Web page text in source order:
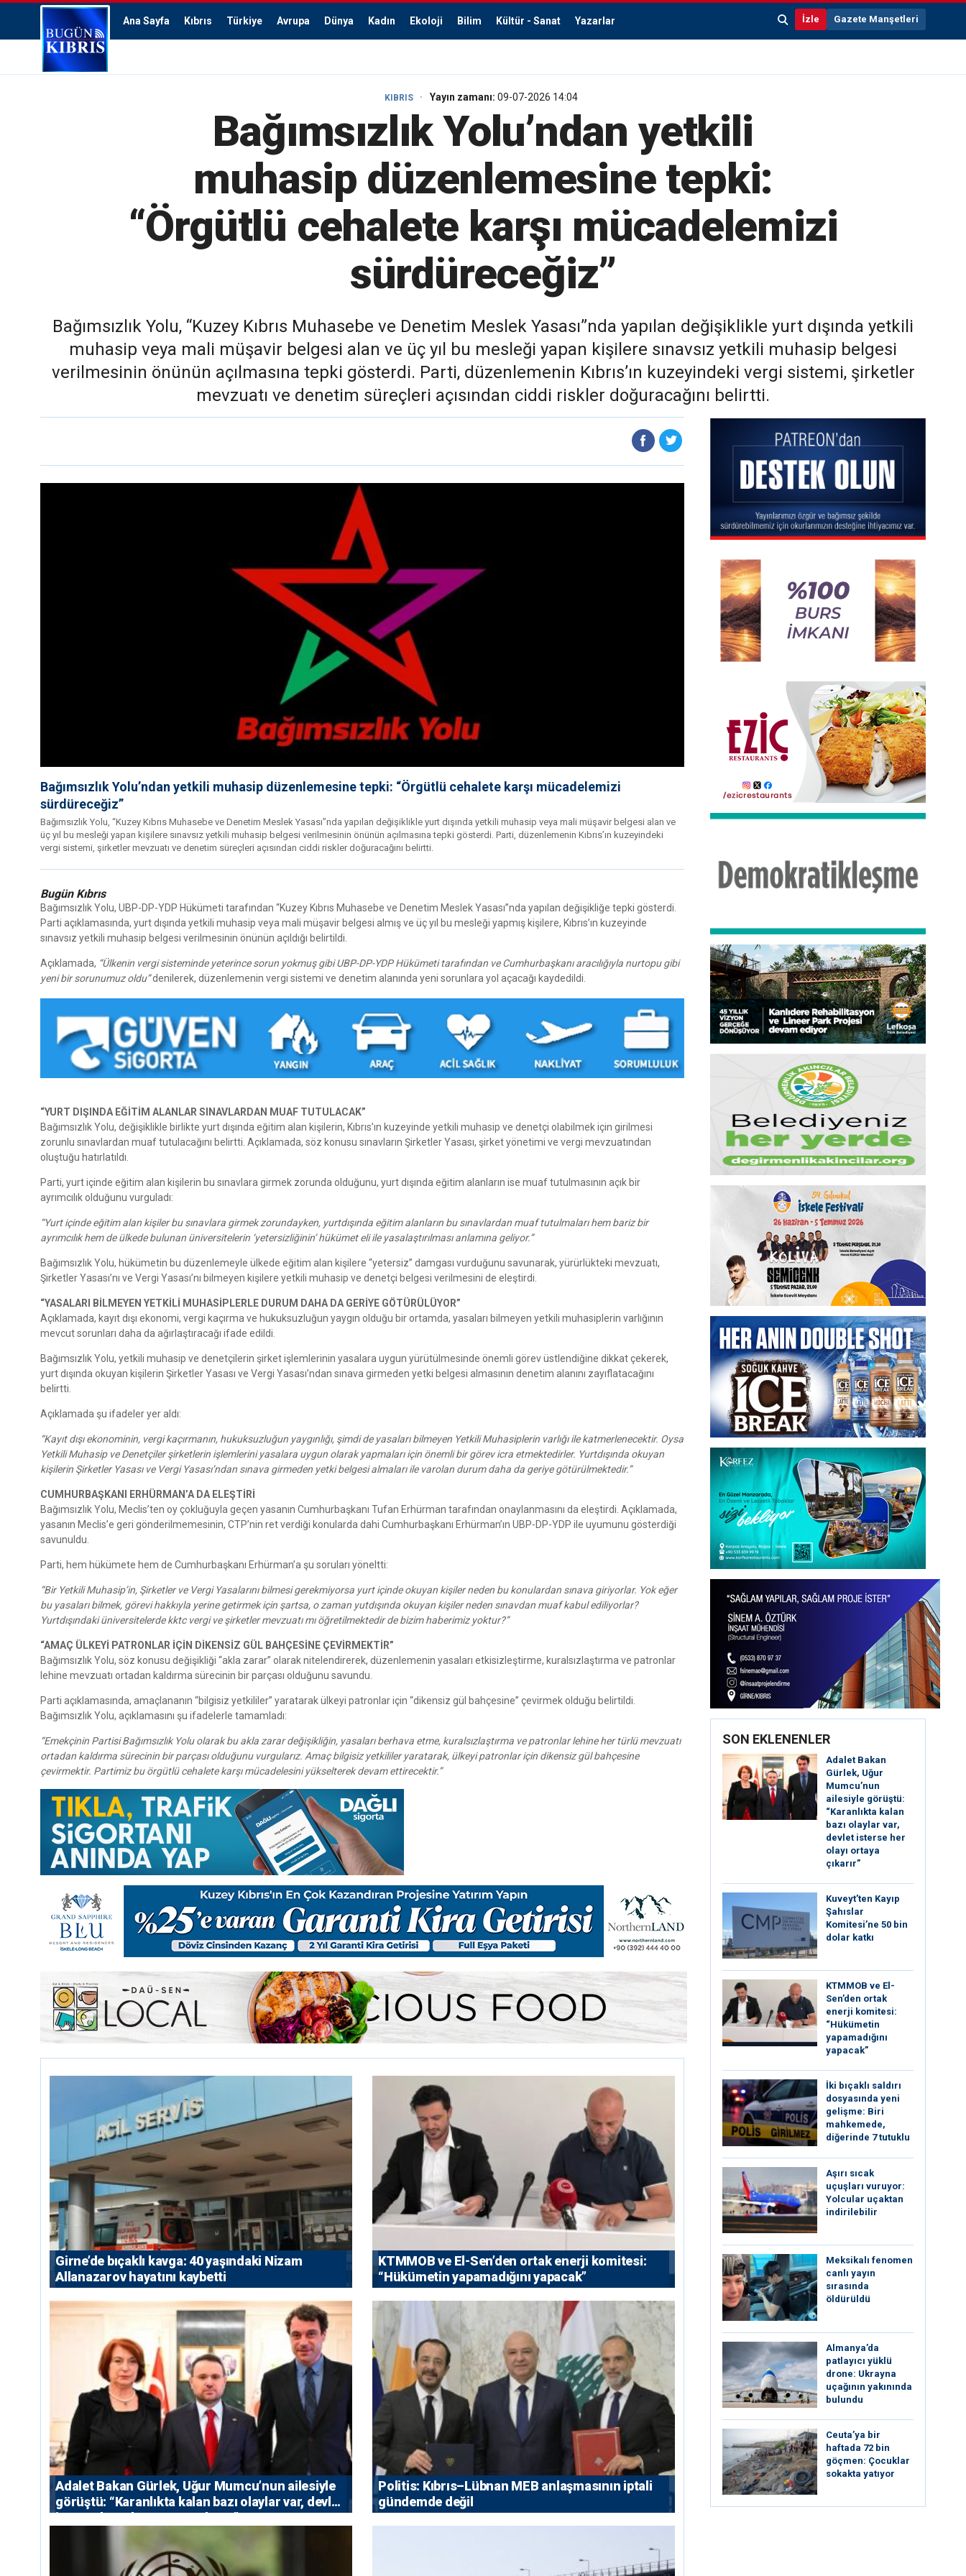
Ana Sayfa Kıbrıs Türkiye Avrupa Dünya Kadın Ekoloji Bilim Kültür - Sanat Yazarlar İzle Gazete Manşetleri
KIBRIS Yayın zamanı: 09-07-2026 14:04
Bağımsızlık Yolu’ndan yetkili
muhasip düzenlemesine tepki:
“Örgütlü cehalete karşı mücadelemizi
sürdüreceğiz”
Bağımsızlık Yolu, “Kuzey Kıbrıs Muhasebe ve Denetim Meslek Yasası”nda yapılan değişiklikle yurt dışında yetkili
muhasip veya mali müşavir belgesi alan ve üç yıl bu mesleği yapan kişilere sınavsız yetkili muhasip belgesi
verilmesinin önünün açılmasına tepki gösterdi. Parti, düzenlemenin Kıbrıs’ın kuzeyindeki vergi sistemi, şirketler
mevzuatı ve denetim süreçleri açısından ciddi riskler doğuracağını belirtti.
Bağımsızlık Yolu’ndan yetkili muhasip düzenlemesine tepki: “Örgütlü cehalete karşı mücadelemizi
sürdüreceğiz”
Bağımsızlık Yolu, “Kuzey Kıbrıs Muhasebe ve Denetim Meslek Yasası”nda yapılan değişiklikle yurt dışında yetkili muhasip veya mali müşavir belgesi alan ve
üç yıl bu mesleği yapan kişilere sınavsız yetkili muhasip belgesi verilmesinin önünün açılmasına tepki gösterdi. Parti, düzenlemenin Kıbrıs’ın kuzeyindeki
vergi sistemi, şirketler mevzuatı ve denetim süreçleri açısından ciddi riskler doğuracağını belirtti.
Bugün Kıbrıs
Bağımsızlık Yolu, UBP-DP-YDP Hükümeti tarafından “Kuzey Kıbrıs Muhasebe ve Denetim Meslek Yasası”nda yapılan değişikliğe tepki gösterdi.
Parti açıklamasında, yurt dışında yetkili muhasip veya mali müşavir belgesi almış ve üç yıl bu mesleği yapmış kişilere, Kıbrıs’ın kuzeyinde
sınavsız yetkili muhasip belgesi verilmesinin önünün açıldığı belirtildi.
Açıklamada, “Ülkenin vergi sisteminde yeterince sorun yokmuş gibi UBP-DP-YDP Hükümeti tarafından ve Cumhurbaşkanı aracılığıyla nurtopu gibi
yeni bir sorunumuz oldu”denilerek, düzenlemenin vergi sistemi ve denetim alanında yeni sorunlara yol açacağı kaydedildi.
“YURT DIŞINDA EĞİTİM ALANLAR SINAVLARDAN MUAF TUTULACAK”
Bağımsızlık Yolu, değişiklikle birlikte yurt dışında eğitim alan kişilerin, Kıbrıs’ın kuzeyinde yetkili muhasip ve denetçi olabilmek için girilmesi
zorunlu sınavlardan muaf tutulacağını belirtti. Açıklamada, söz konusu sınavların Şirketler Yasası, şirket yönetimi ve vergi mevzuatından
oluştuğu hatırlatıldı.
Parti, yurt içinde eğitim alan kişilerin bu sınavlara girmek zorunda olduğunu, yurt dışında eğitim alanların ise muaf tutulmasının açık bir
ayrımcılık olduğunu vurguladı:
“Yurt içinde eğitim alan kişiler bu sınavlara girmek zorundayken, yurtdışında eğitim alanların bu sınavlardan muaf tutulmaları hem bariz bir
ayrımcılık hem de ülkede bulunan üniversitelerin ‘yetersizliğinin’ hükümet eli ile yasalaştırılması anlamına geliyor.”
Bağımsızlık Yolu, hükümetin bu düzenlemeyle ülkede eğitim alan kişilere “yetersiz” damgası vurduğunu savunarak, yürürlükteki mevzuatı,
Şirketler Yasası’nı ve Vergi Yasası’nı bilmeyen kişilere yetkili muhasip ve denetçi belgesi verilmesini de eleştirdi.
“YASALARI BİLMEYEN YETKİLİ MUHASİPLERLE DURUM DAHA DA GERİYE GÖTÜRÜLÜYOR”
Açıklamada, kayıt dışı ekonomi, vergi kaçırma ve hukuksuzluğun yaygın olduğu bir ortamda, yasaları bilmeyen yetkili muhasiplerin varlığının
mevcut sorunları daha da ağırlaştıracağı ifade edildi.
Bağımsızlık Yolu, yetkili muhasip ve denetçilerin şirket işlemlerinin yasalara uygun yürütülmesinde önemli görev üstlendiğine dikkat çekerek,
yurt dışında okuyan kişilerin Şirketler Yasası ve Vergi Yasası’ndan sınava girmeden yetki belgesi almasının denetim alanını zayıflatacağını
belirtti.
Açıklamada şu ifadeler yer aldı:
“Kayıt dışı ekonominin, vergi kaçırmanın, hukuksuzluğun yaygınlığı, şimdi de yasaları bilmeyen Yetkili Muhasiplerin varlığı ile katmerlenecektir. Oysa
Yetkili Muhasip ve Denetçiler şirketlerin işlemlerini yasalara uygun olarak yapmaları için önemli bir görev icra etmektedirler. Yurtdışında okuyan
kişilerin Şirketler Yasası ve Vergi Yasası’ndan sınava girmeden yetki belgesi almaları ile varolan durum daha da geriye götürülmektedir.”
CUMHURBAŞKANI ERHÜRMAN’A DA ELEŞTİRİ
Bağımsızlık Yolu, Meclis’ten oy çokluğuyla geçen yasanın Cumhurbaşkanı Tufan Erhürman tarafından onaylanmasını da eleştirdi. Açıklamada,
yasanın Meclis’e geri gönderilmemesinin, CTP’nin ret verdiği konularda dahi Cumhurbaşkanı Erhürman’ın UBP-DP-YDP ile uyumunu gösterdiği
savunuldu.
Parti, hem hükümete hem de Cumhurbaşkanı Erhürman’a şu soruları yöneltti:
“Bir Yetkili Muhasip’in, Şirketler ve Vergi Yasalarını bilmesi gerekmiyorsa yurt içinde okuyan kişiler neden bu konulardan sınava giriyorlar. Yok eğer
bu yasaları bilmek, görevi hakkıyla yerine getirmek için şartsa, o zaman yutdışında okuyan kişiler neden sınavdan muaf kabul ediliyorlar?
Yurtdışındaki üniversitelerde kktc vergi ve şirketler mevzuatı mı öğretilmektedir de bizim haberimiz yoktur?”
“AMAÇ ÜLKEYİ PATRONLAR İÇİN DİKENSİZ GÜL BAHÇESİNE ÇEVİRMEKTİR”
Bağımsızlık Yolu, söz konusu değişikliği “akla zarar” olarak nitelendirerek, düzenlemenin yasaları etkisizleştirme, kuralsızlaştırma ve patronlar
lehine mevzuatı ortadan kaldırma sürecinin bir parçası olduğunu savundu.
Parti açıklamasında, amaçlananın “bilgisiz yetkililer” yaratarak ülkeyi patronlar için “dikensiz gül bahçesine” çevirmek olduğu belirtildi.
Bağımsızlık Yolu, açıklamasını şu ifadelerle tamamladı:
“Emekçinin Partisi Bağımsızlık Yolu olarak bu akla zarar değişikliğin, yasaları berhava etme, kuralsızlaştırma ve patronlar lehine her türlü mevzuatı
ortadan kaldırma sürecinin bir parçası olduğunu vurgularız. Amaç bilgisiz yetkililer yaratarak, ülkeyi patronlar için dikensiz gül bahçesine
çevirmektir. Partimiz bu örgütlü cehalete karşı mücadelesini yükselterek devam ettirecektir.”
Girne’de bıçaklı kavga: 40 yaşındaki Nizam
Allanazarov hayatını kaybetti
KTMMOB ve El-Sen’den ortak enerji komitesi:
“Hükümetin yapamadığını yapacak”
Adalet Bakan Gürlek, Uğur Mumcu’nun ailesiyle
görüştü: “Karanlıkta kalan bazı olaylar var, devlet
isterse her olayı ortaya çıkarır”
Politis: Kıbrıs–Lübnan MEB anlaşmasının iptali
gündemde değil
SON EKLENENLER
Adalet Bakan
Gürlek, Uğur
Mumcu’nun
ailesiyle görüştü:
“Karanlıkta kalan
bazı olaylar var,
devlet isterse her
olayı ortaya
çıkarır”
Kuveyt’ten Kayıp
Şahıslar
Komitesi’ne 50 bin
dolar katkı
KTMMOB ve El-
Sen’den ortak
enerji komitesi:
“Hükümetin
yapamadığını
yapacak”
İki bıçaklı saldırı
dosyasında yeni
gelişme: Biri
mahkemede,
diğerinde 7 tutuklu
Aşırı sıcak
uçuşları vuruyor:
Yolcular uçaktan
indirilebilir
Meksikalı fenomen
canlı yayın
sırasında
öldürüldü
Almanya’da
patlayıcı yüklü
drone: Ukrayna
uçağının yakınında
bulundu
Ceuta’ya bir
haftada 72 bin
göçmen: Çocuklar
sokakta yatıyor